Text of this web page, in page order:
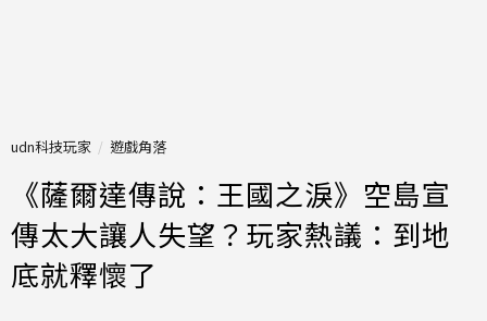
udn科技玩家 遊戲角落
《薩爾達傳說：王國之淚》空島宣
傳太大讓人失望？玩家熱議：到地
底就釋懷了